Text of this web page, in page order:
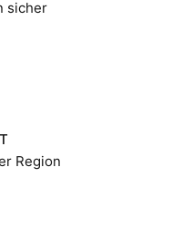
sicher
Region